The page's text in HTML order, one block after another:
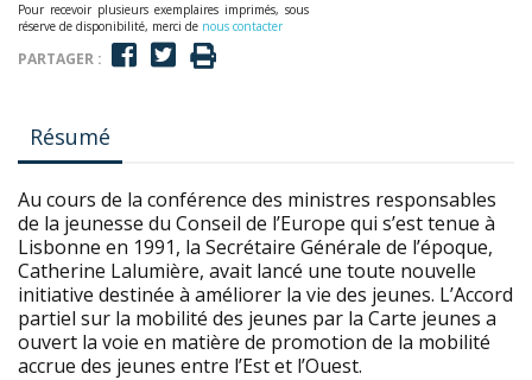
Pour recevoir plusieurs exemplaires imprimés, sous
réserve de disponibilité, merci de nous contacter
PARTAGER :
Résumé
Au cours de la conférence des ministres responsables
de la jeunesse du Conseil de l’Europe qui s’est tenue à
Lisbonne en 1991, la Secrétaire Générale de l’époque,
Catherine Lalumière, avait lancé une toute nouvelle
initiative destinée à améliorer la vie des jeunes. L’Accord
partiel sur la mobilité des jeunes par la Carte jeunes a
ouvert la voie en matière de promotion de la mobilité
accrue des jeunes entre l’Est et l’Ouest.